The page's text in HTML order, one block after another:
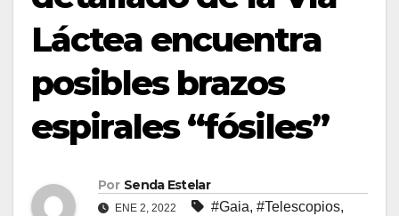
Láctea encuentra
posibles brazos
espirales “fósiles”
Por Senda Estelar
ENE 2, 2022 #Gaia, #Telescopios,